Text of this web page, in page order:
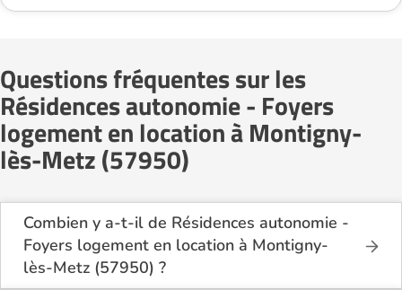
Questions fréquentes sur les
Résidences autonomie - Foyers
logement en location à Montigny-
lès-Metz (57950)
Combien y a-t-il de Résidences autonomie -
Foyers logement en location à Montigny-
lès-Metz (57950) ?